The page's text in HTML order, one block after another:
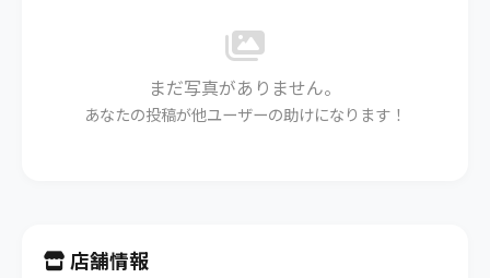
まだ写真がありません。
あなたの投稿が他ユーザーの助けになります！
店舗情報